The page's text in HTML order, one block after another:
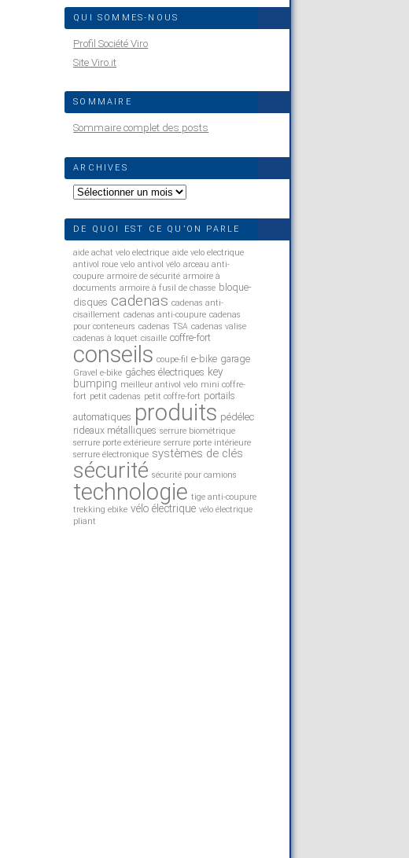
QUI SOMMES-NOUS
Profil Société Viro
Site Viro.it
SOMMAIRE
Sommaire complet des posts
ARCHIVES
Archives
DE QUOI EST CE QU’ON PARLE
aide achat velo electrique aide velo electrique
antivol roue velo antivol vélo arceau anti-
coupure armoire de sécurité armoire à
documents armoire à fusil de chasse bloque-
disques cadenas cadenas anti-
cisaillement cadenas anti-coupure cadenas
pour conteneurs cadenas TSA cadenas valise
cadenas à loquet cisaille coffre-fort
conseils coupe-fil e-bike garage
Gravel e-bike gâches électriques key
bumping meilleur antivol velo mini coffre-
fort petit cadenas petit coffre-fort portails
automatiques produits pédélec
rideaux métalliques serrure biométrique
serrure porte extérieure serrure porte intérieure
serrure électronique systèmes de clés
sécurité sécurité pour camions
technologie tige anti-coupure
trekking ebike vélo électrique vélo électrique
pliant